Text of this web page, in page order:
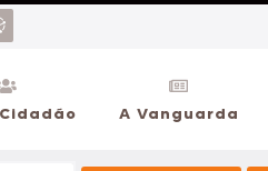
A Vanguarda